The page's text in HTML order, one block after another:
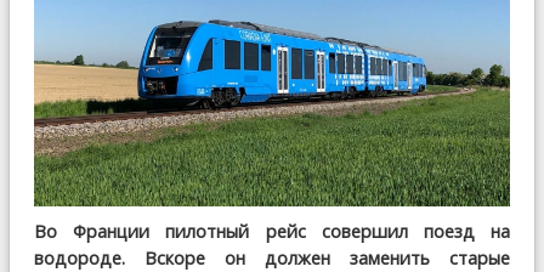
Во Франции пилотный рейс совершил поезд на
водороде. Вскоре он должен заменить старые